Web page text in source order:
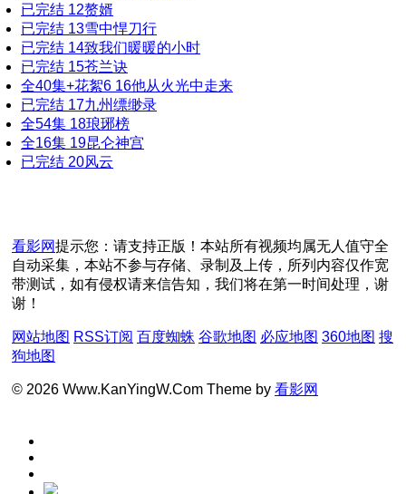
已完结 12赘婿
已完结 13雪中悍刀行
已完结 14致我们暖暖的小时
已完结 15苍兰诀
全40集+花絮6 16他从火光中走来
已完结 17九州缥缈录
全54集 18琅琊榜
全16集 19昆仑神宫
已完结 20风云
看影网提示您：请支持正版！本站所有视频均属无人值守全
自动采集，本站不参与存储、录制及上传，所列内容仅作宽
带测试，如有侵权请来信告知，我们将在第一时间处理，谢
谢！
网站地图 RSS订阅 百度蜘蛛 谷歌地图 必应地图 360地图 搜
狗地图
© 2026 Www.KanYingW.Com Theme by 看影网